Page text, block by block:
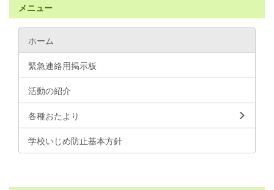
メニュー
ホーム
緊急連絡用掲示板
活動の紹介
各種おたより
学校いじめ防止基本方針